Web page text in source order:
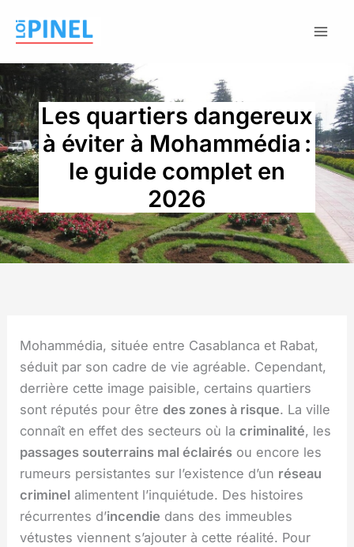
Les quartiers dangereux
à éviter à Mohammédia :
le guide complet en
2026
Mohammédia, située entre Casablanca et Rabat,
séduit par son cadre de vie agréable. Cependant,
derrière cette image paisible, certains quartiers
sont réputés pour êtredes zones à risque. La ville
connaît en effet des secteurs où lacriminalité, les
passages souterrains mal éclairés ou encore les
rumeurs persistantes sur l’existence d’un réseau
criminel alimentent l’inquiétude. Des histoires
récurrentes d’incendie dans des immeubles
vétustes viennent s’ajouter à cette réalité. Pour